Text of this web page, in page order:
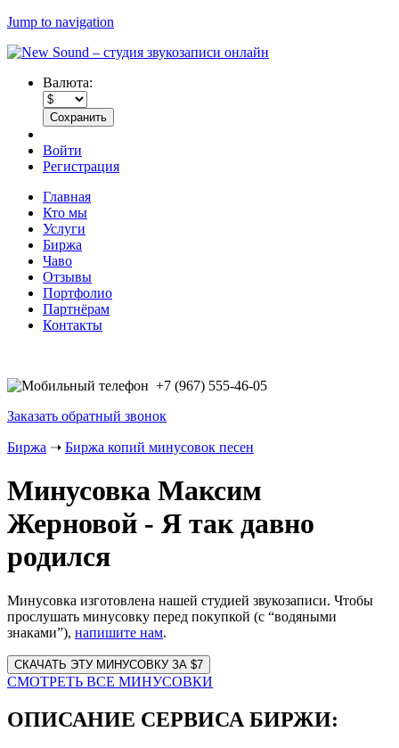
Jump to navigation
Валюта:
Войти
Регистрация
Главная
Кто мы
Услуги
Биржа
Чаво
Отзывы
Портфолио
Партнёрам
Контакты
+7 (967) 555-46-05
Заказать обратный звонок
Биржа ➝ Биржа копий минусовок песен
Минусовка Максим
Жерновой - Я так давно
родился
Минусовка изготовлена нашей студией звукозаписи. Чтобы
прослушать минусовку перед покупкой (с “водяными
знаками”), напишите нам.
Website
URL
СМОТРЕТЬ ВСЕ МИНУСОВКИ
ОПИСАНИЕ СЕРВИСА БИРЖИ: